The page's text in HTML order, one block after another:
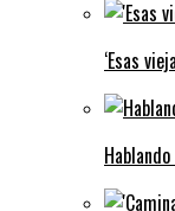
‘Esas